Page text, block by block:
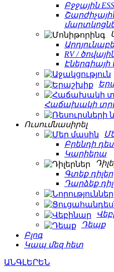
Բջջային
RV /
Էներգիայի
Հաճախակի
Ուսումնասիրել
Բրենդի
Կարիերա
Գտեք դիլեր
Դարձեք
Դեպք
Բլոգ
Կապ մեզ հետ
ԱՆԳԼԵՐԵՆ